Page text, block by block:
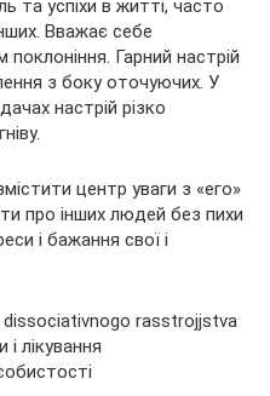
та успіхи в житті, часто
Вважає себе
Гарний настрій
з боку оточуючих. У
настрій різко
центр уваги з «его»
про інших людей без пихи
і бажання свої і